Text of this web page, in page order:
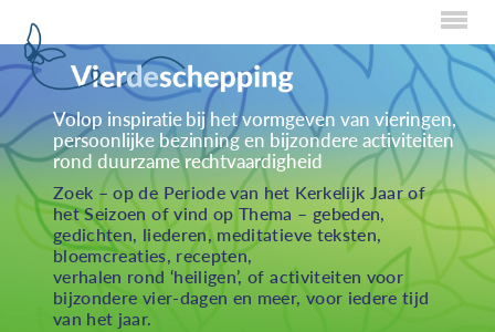
Home
Over Creaties
Over Vieren
Over Eten
Over Activiteiten
Inzenden
Volop inspiratie bij het vormgeven van vieringen,
persoonlijke bezinning en bijzondere activiteiten
rond duurzame rechtvaardigheid
Zoek – op de Periode van het Kerkelijk Jaar of
het Seizoen of vind op Thema – gebeden,
gedichten, liederen, meditatieve teksten,
bloemcreaties, recepten,
verhalen rond ‘heiligen’, of activiteiten voor
bijzondere vier-dagen en meer, voor iedere tijd
van het jaar.